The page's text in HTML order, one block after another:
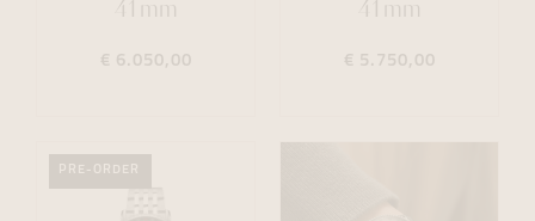
41mm
€ 6.050,00
41mm
€ 5.750,00
PRE-ORDER